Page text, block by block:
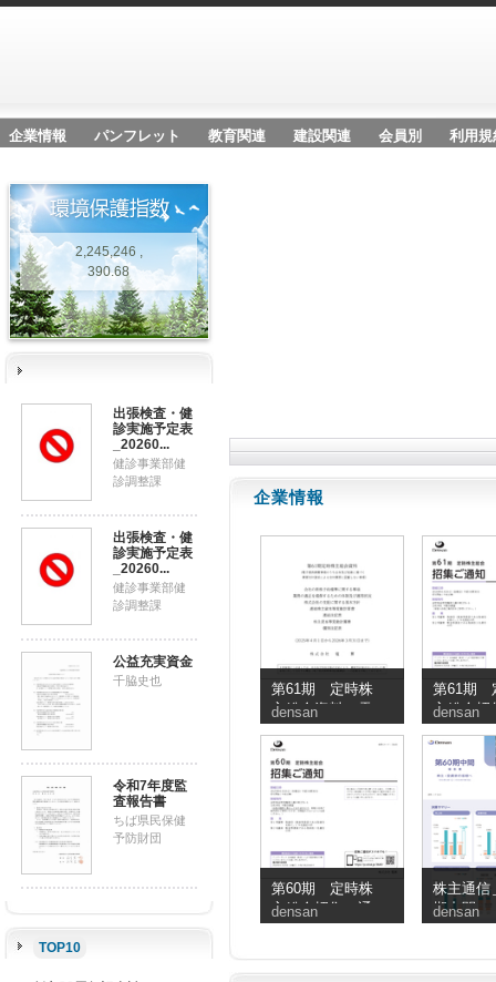
企業情報 パンフレット 教育関連 建設関連 会員別 利用規
2,245,246 ,
390.68
出張検査・健
診実施予定表
_20260...
健診事業部健
診調整課
出張検査・健
診実施予定表
_20260...
健診事業部健
診調整課
公益充実資金
千脇史也
令和7年度監
査報告書
ちば県民保健
予防財団
TOP10
企業情報
第61期 定時株
主総会資料（電
子提供措置事項
のうち交付書面
省略事項）
densan
第61期
主総会招
知
densan
第60期 定時株
主総会招集ご通
知
densan
株主通信
期中間
densan